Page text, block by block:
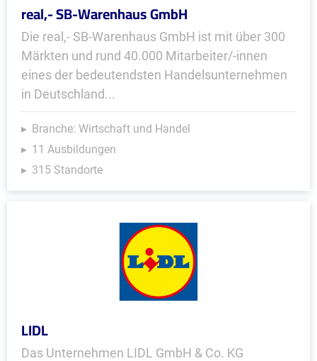
real,- SB-Warenhaus GmbH
Die real,- SB-Warenhaus GmbH ist mit über 300
Märkten und rund 40.000 Mitarbeiter/-innen
eines der bedeutendsten Handelsunternehmen
in Deutschland...
Branche: Wirtschaft und Handel
11 Ausbildungen
315 Standorte
LIDL
Das Unternehmen LIDL GmbH & Co. KG